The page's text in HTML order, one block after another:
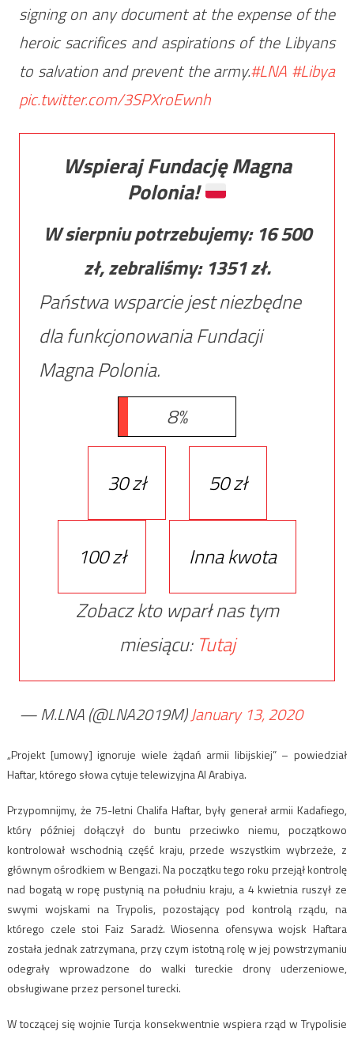
signing on any document at the expense of the
heroic sacrifices and aspirations of the Libyans
to salvation and prevent the army.#LNA #Libya
pic.twitter.com/3SPXroEwnh
Wspieraj Fundację Magna
Polonia!
W sierpniu potrzebujemy: 16 500
zł, zebraliśmy: 1351zł.
Państwa wsparcie jest niezbędne
dla funkcjonowania Fundacji
Magna Polonia.
8%
30 zł 50 zł
100 zł
Inna kwota
Zobacz kto wparł nas tym
miesiącu: Tutaj
— M.LNA (@LNA2019M)January 13, 2020
„Projekt [umowy] ignoruje wiele żądań armii libijskiej” – powiedział
Haftar, którego słowa cytuje telewizyjna Al Arabiya.
Przypomnijmy, że 75-letni Chalifa Haftar, były generał armii Kadafiego,
który później dołączył do buntu przeciwko niemu, początkowo
kontrolował wschodnią część kraju, przede wszystkim wybrzeże, z
głównym ośrodkiem w Bengazi. Na początku tego roku przejął kontrolę
nad bogatą w ropę pustynią na południu kraju, a 4 kwietnia ruszył ze
swymi wojskami na Trypolis, pozostający pod kontrolą rządu, na
którego czele stoi Faiz Saradż. Wiosenna ofensywa wojsk Haftara
została jednak zatrzymana, przy czym istotną rolę w jej powstrzymaniu
odegrały wprowadzone do walki tureckie drony uderzeniowe,
obsługiwane przez personel turecki.
W toczącej się wojnie Turcja konsekwentnie wspiera rząd w Trypolisie